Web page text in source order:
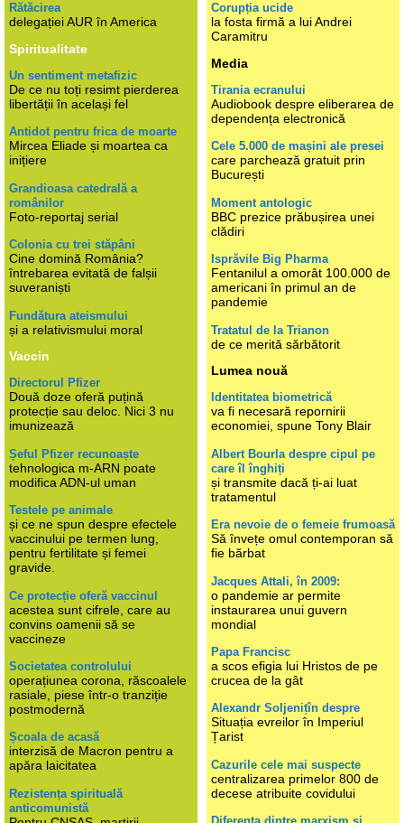
Rătăcirea
delegației AUR în America
Spiritualitate
Un sentiment metafizic
De ce nu toți resimt pierderea
libertății în același fel
Antidot pentru frica de moarte
Mircea Eliade și moartea ca
inițiere
Grandioasa catedrală a
românilor
Foto-reportaj serial
Colonia cu trei stăpâni
Cine domină România?
întrebarea evitată de falșii
suveraniști
Fundătura ateismului
și a relativismului moral
Vaccin
Directorul Pfizer
Două doze oferă puțină
protecție sau deloc. Nici 3 nu
imunizează
Șeful Pfizer recunoaște
tehnologica m-ARN poate
modifica ADN-ul uman
Testele pe animale
și ce ne spun despre efectele
vaccinului pe termen lung,
pentru fertilitate și femei
gravide.
Ce protecție oferă vaccinul
acestea sunt cifrele, care au
convins oamenii să se
vaccineze
Societatea controlului
operațiunea corona, răscoalele
rasiale, piese într-o tranziție
postmodernă
Școala de acasă
interzisă de Macron pentru a
apăra laicitatea
Rezistența spirituală
anticomunistă
Corupția ucide
la fosta firmă a lui Andrei
Caramitru
Media
Tirania ecranului
Audiobook despre eliberarea de
dependența electronică
Cele 5.000 de mașini ale presei
care parchează gratuit prin
București
Moment antologic
BBC prezice prăbușirea unei
clădiri
Isprăvile Big Pharma
Fentanilul a omorât 100.000 de
americani în primul an de
pandemie
Tratatul de la Trianon
de ce merită sărbătorit
Lumea nouă
Identitatea biometrică
va fi necesară repornirii
economiei, spune Tony Blair
Albert Bourla despre cipul pe
care îl înghiți
și transmite dacă ți-ai luat
tratamentul
Era nevoie de o femeie frumoasă
Să învețe omul contemporan să
fie bărbat
Jacques Attali, în 2009:
o pandemie ar permite
instaurarea unui guvern
mondial
Papa Francisc
a scos efigia lui Hristos de pe
crucea de la gât
Alexandr Soljenițîn despre
Situația evreilor în Imperiul
Țarist
Cazurile cele mai suspecte
centralizarea primelor 800 de
decese atribuite covidului